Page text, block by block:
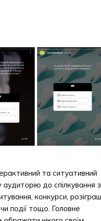
та ситуативний
до спілкування з
конкурси,
події тощо. Головне